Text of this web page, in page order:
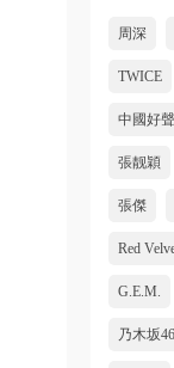
周深
TWICE
中國好
張靓穎
張傑
Red
G.E.M.
乃木坂46